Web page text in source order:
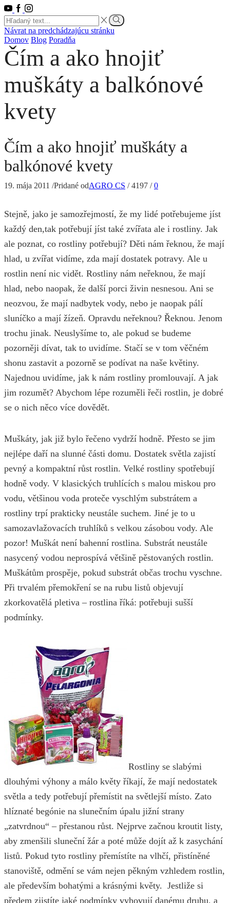
Youtube
Facebook
Instagram
Search
input
Vyhľadať
Návrat na predchádzajúcu stránku
Domov Blog Poradňa
Čím a ako hnojiť
muškáty a balkónové
kvety
Čím a ako hnojiť muškáty a
balkónové kvety
19. mája 2011 /Pridané odAGRO CS / 4197 / 0
Stejně, jako je samozřejmostí, že my lidé potřebujeme jíst
každý den,tak potřebují jíst také zvířata ale i rostliny. Jak
ale poznat, co rostliny potřebují? Děti nám řeknou, že mají
hlad, u zvířat vidíme, zda mají dostatek potravy. Ale u
rostlin není nic vidět. Rostliny nám neřeknou, že mají
hlad, nebo naopak, že další porci živin nesnesou. Ani se
neozvou, že mají nadbytek vody, nebo je naopak pálí
sluníčko a mají žízeň. Opravdu neřeknou? Řeknou. Jenom
trochu jinak. Neuslyšíme to, ale pokud se budeme
pozorněji dívat, tak to uvidíme. Stačí se v tom věčném
shonu zastavit a pozorně se podívat na naše květiny.
Najednou uvidíme, jak k nám rostliny promlouvají. A jak
jim rozumět? Abychom lépe rozuměli řeči rostlin, je dobré
se o nich něco více dovědět.
Muškáty, jak již bylo řečeno vydrží hodně. Přesto se jim
nejlépe daří na slunné části domu. Dostatek světla zajistí
pevný a kompaktní růst rostlin. Velké rostliny spotřebují
hodně vody. V klasických truhlících s malou miskou pro
vodu, většinou voda proteče vyschlým substrátem a
rostliny trpí prakticky neustále suchem. Jiné je to u
samozavlažovacích truhlíků s velkou zásobou vody. Ale
pozor! Muškát není bahenní rostlina. Substrát neustále
nasycený vodou neprospívá většině pěstovaných rostlin.
Muškátům prospěje, pokud substrát občas trochu vyschne.
Při trvalém přemokření se na rubu listů objevují
zkorkovatělá pletiva – rostlina říká: potřebuji sušší
podmínky.
Rostliny se slabými
dlouhými výhony a málo květy říkají, že mají nedostatek
světla a tedy potřebují přemístit na světlejší místo. Zato
hlíznaté begónie na slunečním úpalu jižní strany
„zatvrdnou“ – přestanou růst. Nejprve začnou kroutit listy,
aby zmenšili sluneční žár a poté může dojít až k zasychání
listů. Pokud tyto rostliny přemístíte na vlhčí, přistíněné
stanoviště, odmění se vám nejen pěkným vzhledem rostlin,
ale především bohatými a krásnými květy. Jestliže si
předem zjistíte jaké podmínky vyhovují danému druhu, a